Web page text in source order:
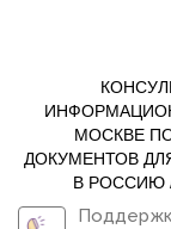
МОСКВЕ
ДОКУМЕНТОВ
В РОССИЮ